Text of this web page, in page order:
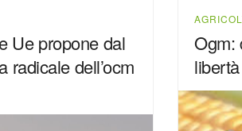
Ue propone dal
radicale dell’ocm
Ogm: